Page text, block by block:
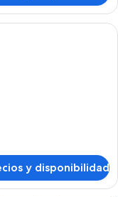
de hotel con cama,
y disponibilidad